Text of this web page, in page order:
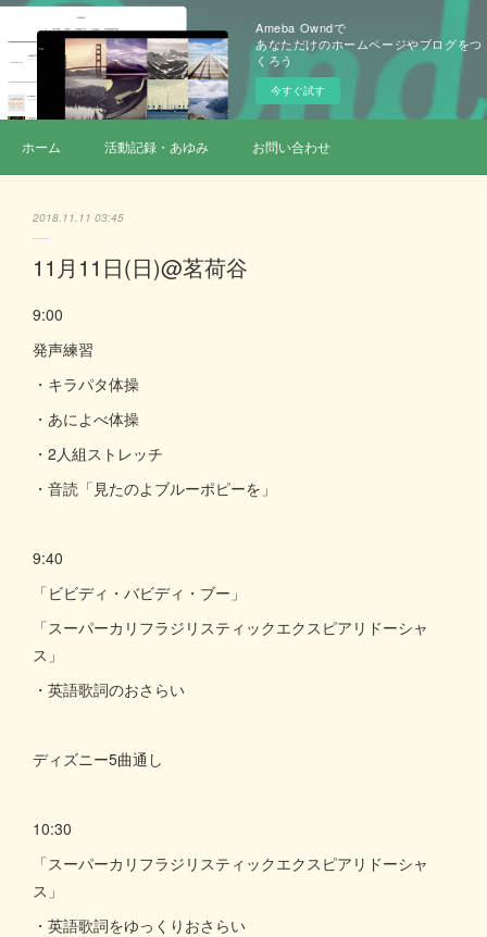
Ameba Owndで
あなただけのホームページやブログをつ
くろう
今すぐ試す
ホーム 活動記録・あゆみ お問い合わせ
2018.11.11 03:45
11月11日(日)@茗荷谷
9:00
発声練習
・キラパタ体操
・あによべ体操
・2人組ストレッチ
・音読「見たのよブルーポピーを」
9:40
「ビビディ・バビディ・ブー」
「スーパーカリフラジリスティックエクスピアリドーシャ
ス」
・英語歌詞のおさらい
ディズニー5曲通し
10:30
「スーパーカリフラジリスティックエクスピアリドーシャ
ス」
・英語歌詞をゆっくりおさらい